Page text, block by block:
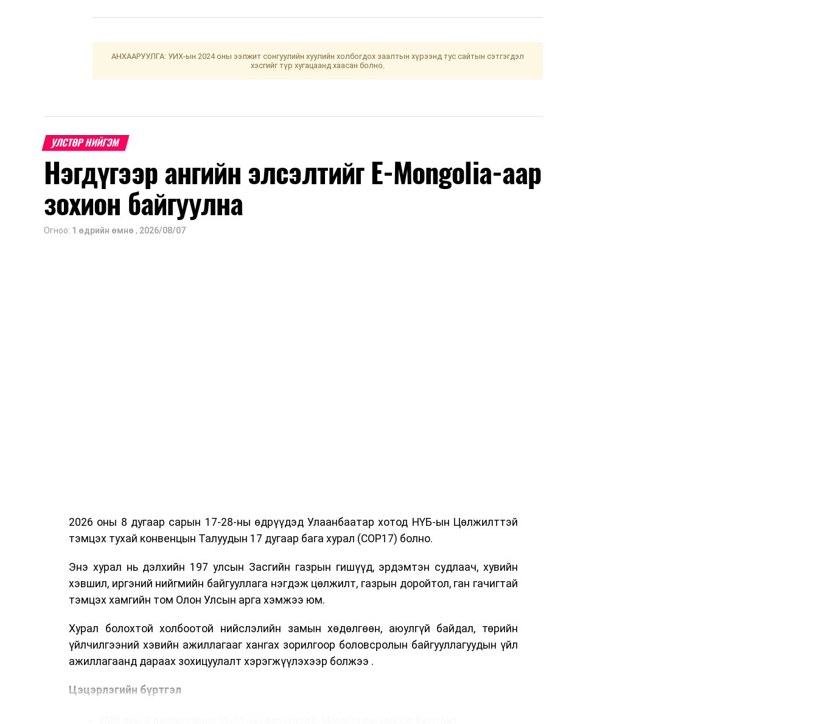
АНХААРУУЛГА: УИХ-ын 2024 оны ээлжит сонгуулийн хуулийн холбогдох заалтын хүрээнд тус сайтын сэтгэгдэл
хэсгийг түр хугацаанд хаасан болно.
УЛСТӨР НИЙГЭМ
Нэгдүгээр ангийн элсэлтийг E-Mongolia-аар
зохион байгуулна
Огноо: 1 өдрийн өмнө , 2026/08/07
2026 оны 8 дугаар сарын 17-28-ны өдрүүдэд Улаанбаатар хотод НҮБ-ын Цөлжилттэй
тэмцэх тухай конвенцын Талуудын 17 дугаар бага хурал (COP17) болно.
Энэ хурал нь дэлхийн 197 улсын Засгийн газрын гишүүд, эрдэмтэн судлаач, хувийн
хэвшил, иргэний нийгмийн байгууллага нэгдэж цөлжилт, газрын доройтол, ган гачигтай
тэмцэх хамгийн том Олон Улсын арга хэмжээ юм.
Хурал болохтой холбоотой нийслэлийн замын хөдөлгөөн, аюулгүй байдал, төрийн
үйлчилгээний хэвийн ажиллагааг хангах зорилгоор боловсролын байгууллагуудын үйл
ажиллагаанд дараах зохицуулалт хэрэгжүүлэхээр болжээ .
Цэцэрлэгийн бүртгэл